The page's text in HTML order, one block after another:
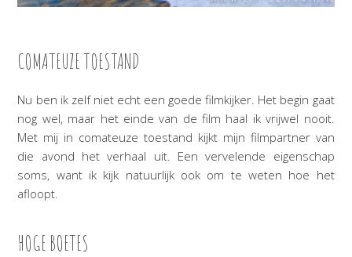
COMATEUZE TOESTAND
Nu ben ik zelf niet echt een goede filmkijker. Het begin gaat
nog wel, maar het einde van de film haal ik vrijwel nooit.
Met mij in comateuze toestand kijkt mijn filmpartner van
die avond het verhaal uit. Een vervelende eigenschap
soms, want ik kijk natuurlijk ook om te weten hoe het
afloopt.
HOGE BOETES